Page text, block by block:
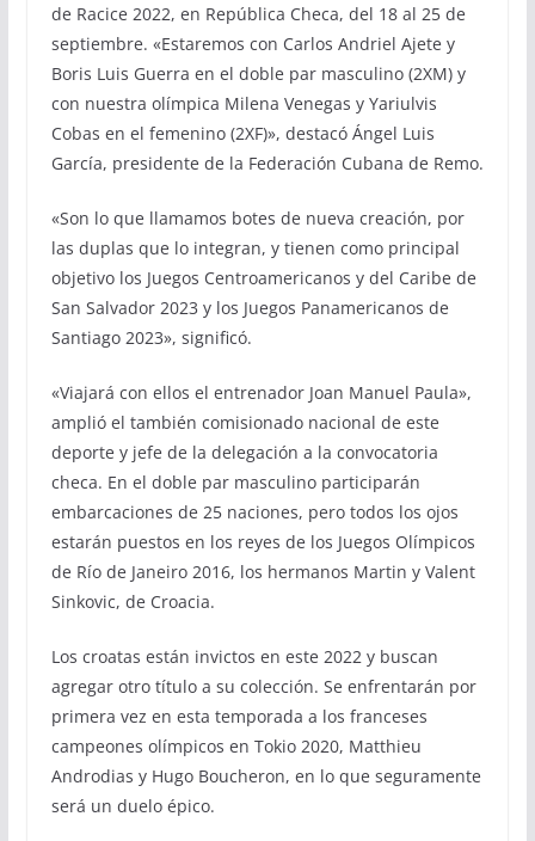
de Racice 2022, en República Checa, del 18 al 25 de
septiembre. «Estaremos con Carlos Andriel Ajete y
Boris Luis Guerra en el doble par masculino (2XM) y
con nuestra olímpica Milena Venegas y Yariulvis
Cobas en el femenino (2XF)», destacó Ángel Luis
García, presidente de la Federación Cubana de Remo.
«Son lo que llamamos botes de nueva creación, por
las duplas que lo integran, y tienen como principal
objetivo los Juegos Centroamericanos y del Caribe de
San Salvador 2023 y los Juegos Panamericanos de
Santiago 2023», significó.
«Viajará con ellos el entrenador Joan Manuel Paula»,
amplió el también comisionado nacional de este
deporte y jefe de la delegación a la convocatoria
checa. En el doble par masculino participarán
embarcaciones de 25 naciones, pero todos los ojos
estarán puestos en los reyes de los Juegos Olímpicos
de Río de Janeiro 2016, los hermanos Martin y Valent
Sinkovic, de Croacia.
Los croatas están invictos en este 2022 y buscan
agregar otro título a su colección. Se enfrentarán por
primera vez en esta temporada a los franceses
campeones olímpicos en Tokio 2020, Matthieu
Androdias y Hugo Boucheron, en lo que seguramente
será un duelo épico.